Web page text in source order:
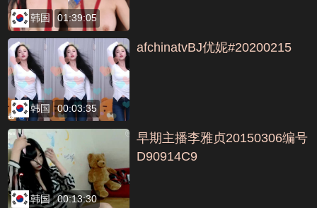
韩国 01:39:05
韩国 00:03:35
afchinatvBJ优妮#20200215
韩国 00:13:30
早期主播李雅贞20150306编号
D90914C9